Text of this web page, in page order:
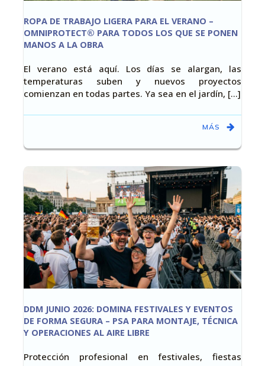
ROPA DE TRABAJO LIGERA PARA EL VERANO –
OMNIPROTECT® PARA TODOS LOS QUE SE PONEN
MANOS A LA OBRA
El verano está aquí. Los días se alargan, las
temperaturas suben y nuevos proyectos
comienzan en todas partes. Ya sea en el jardín, [...]
MÁS
DDM JUNIO 2026: DOMINA FESTIVALES Y EVENTOS
DE FORMA SEGURA – PSA PARA MONTAJE, TÉCNICA
Y OPERACIONES AL AIRE LIBRE
Protección profesional en festivales, fiestas